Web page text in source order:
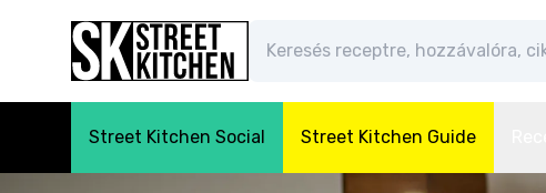
Street Kitchen Social Street Kitchen Guide